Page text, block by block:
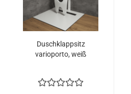
Duschklappsitz
varioporto, weiß